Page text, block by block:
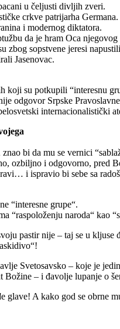
u čeljusti divljih zveri.
crkve patrijarha Germana.
i modernog diktatora.
da je hram Oca
zbog sopstvene jeresi
Jasenovac.
koji su potkupili “interesnu
odgovor Srpske
internacionalistički
bi da mu se vernici
ozbiljno i odgovorno, pred
i ispravio bi sebe sa
“interesne grupe“.
“raspoloženju naroda“
pastir nije – taj se u kljuse
Svetosavsko – koje je
Božine – i đavolje lupanje o
glave! A kako god se obrne